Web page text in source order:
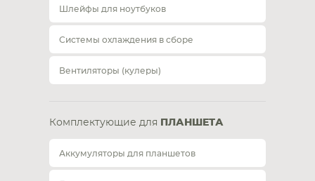
Шлейфы для ноутбуков
Системы охлаждения в сборе
Вентиляторы (кулеры)
Комплектующие для ПЛАНШЕТА
Аккумуляторы для планшетов